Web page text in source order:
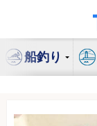
ン
船釣り